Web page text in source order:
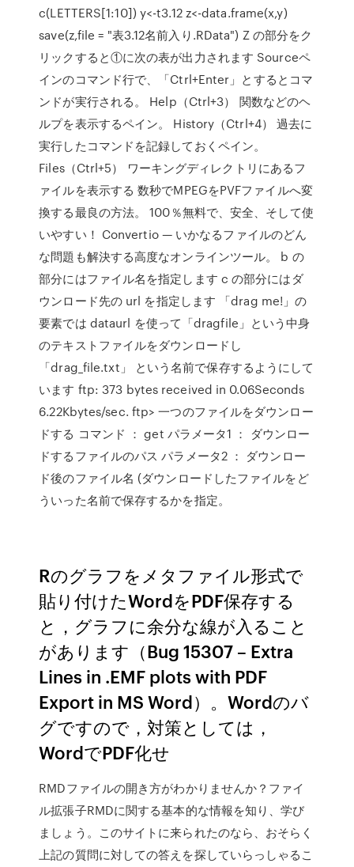
c(LETTERS[1:10]) y<-t3.12 z<-data.frame(x,y)
save(z,file = "表3.12名前入り.RData") Z の部分をク
リックすると①に次の表が出力されます Sourceペ
インのコマンド行で、「Ctrl+Enter」とするとコマ
ンドが実行される。 Help（Ctrl+3） 関数などのヘ
ルプを表示するペイン。 History（Ctrl+4） 過去に
実行したコマンドを記録しておくペイン。
Files（Ctrl+5） ワーキングディレクトリにあるフ
ァイルを表示する 数秒でMPEGをPVFファイルへ変
換する最良の方法。 100％無料で、安全、そして使
いやすい！ Convertio — いかなるファイルのどん
な問題も解決する高度なオンラインツール。 b の
部分にはファイル名を指定します c の部分にはダ
ウンロード先の url を指定します 「drag me!」の
要素では dataurl を使って「dragfile」という中身
のテキストファイルをダウンロードし
「drag_file.txt」 という名前で保存するようにして
います ftp: 373 bytes received in 0.06Seconds
6.22Kbytes/sec. ftp> 一つのファイルをダウンロー
ドする コマンド ： get パラメータ1 ： ダウンロー
ドするファイルのパス パラメータ2 ： ダウンロー
ド後のファイル名 (ダウンロードしたファイルをど
ういった名前で保存するかを指定。
Rのグラフをメタファイル形式で
貼り付けたWordをPDF保存する
と，グラフに余分な線が入ること
があります（Bug 15307 – Extra
Lines in .EMF plots with PDF
Export in MS Word）。Wordのバ
グですので，対策としては，
WordでPDF化せ
RMDファイルの開き方がわかりませんか？ファイ
ル拡張子RMDに関する基本的な情報を知り、学び
ましょう。このサイトに来られたのなら、おそらく
上記の質問に対しての答えを探していらっしゃるこ